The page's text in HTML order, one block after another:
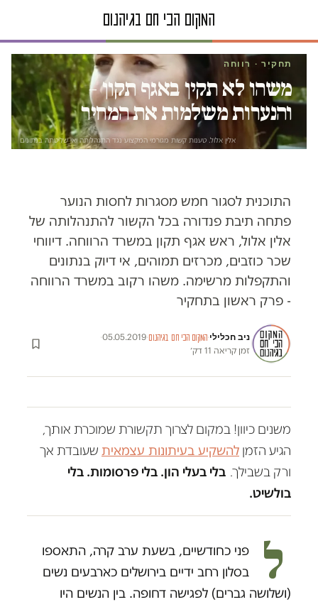
תחקיר · רווחה
משהו לא תקין באגף תקון –
והנערות משלמות את המחיר
אלין אלול. טענות קשות מגורמי המקצוע נגד התנהלותה ואי שליטתה בנתונים
התוכנית לסגור חמש מסגרות לחסות הנוער
פתחה תיבת פנדורה בכל הקשור להתנהלותה של
אלין אלול, ראש אגף תקון במשרד הרווחה. דיווחי
שכר כוזבים, מכרזים תמוהים, אי דיוק בנתונים
והתקפלות מרשימה. משהו רקוב במשרד הרווחה
- פרק ראשון בתחקיר
ניב חכלילי·המקום הכי חם בגיהנום·
05.05.2019
·
זמן קריאה 11 דק׳
משנים כיוון! במקום לצרוך תקשורת שמוכרת אותך,
הגיע הזמן להשקיע בעיתונות עצמאית שעובדת אך
ורק בשבילך. בלי בעלי הון. בלי פרסומות. בלי
בולשיט.
ל
פני כחודשיים, בשעת ערב קרה, התאספו
בסלון רחב ידיים בירושלים כארבעים נשים
(ושלושה גברים) לפגישה דחופה. בין הנשים היו